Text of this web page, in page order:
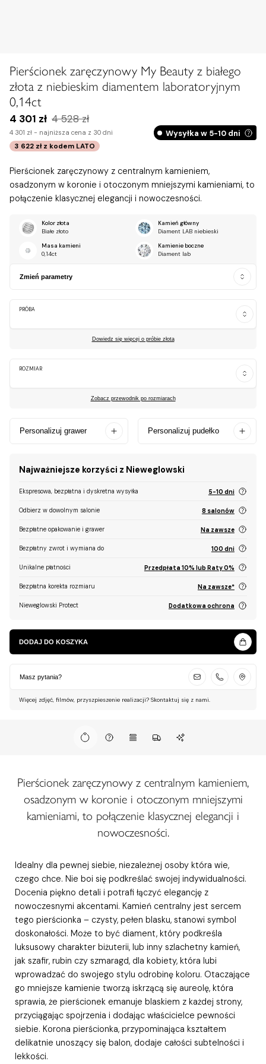
Pierścionek zaręczynowy My Beauty z białego
złota z niebieskim diamentem laboratoryjnym
0,14ct
4 301 zł 4 528 zł
4 301 zł - najniższa cena z 30 dni
3 622 zł z kodem LATO
Wysyłka w 5-10 dni
Pierścionek zaręczynowy z centralnym kamieniem,
osadzonym w koronie i otoczonym mniejszymi kamieniami, to
połączenie klasycznej elegancji i nowoczesności.
Kolor złota
Białe złoto
Kamień główny
Diament LAB niebieski
Masa kamieni
0,14ct
Kamienie boczne
Diament lab
Zmień parametry
PRÓBA
Dowiedz się więcej o próbie złota
ROZMIAR
Zobacz przewodnik po rozmiarach
Personalizuj grawer Personalizuj pudełko
Najważniejsze korzyści z Nieweglowski
Ekspresowa, bezpłatna i dyskretna wysyłka 5-10 dni
Odbierz w dowolnym salonie 8 salonów
Bezpłatne opakowanie i grawer Na zawsze
Bezpłatny zwrot i wymiana do 100 dni
Unikalne płatności Przedpłata 10% lub Raty 0%
Bezpłatna korekta rozmiaru Na zawsze*
Nieweglowski Protect Dodatkowa ochrona
DODAJ DO KOSZYKA
Masz pytania?
Więcej zdjęć, filmów, przyszpieszenie realizacji? Skontaktuj się z nami.
Pierścionek zaręczynowy z centralnym kamieniem,
osadzonym w koronie i otoczonym mniejszymi
kamieniami, to połączenie klasycznej elegancji i
nowoczesności.
Idealny dla pewnej siebie, niezależnej osoby która wie,
czego chce. Nie boi się podkreślać swojej indywidualności.
Docenia piękno detali i potrafi łączyć elegancję z
nowoczesnymi akcentami. Kamień centralny jest sercem
tego pierścionka – czysty, pełen blasku, stanowi symbol
doskonałości. Może to być diament, który podkreśla
luksusowy charakter biżuterii, lub inny szlachetny kamień,
jak szafir, rubin czy szmaragd, dla kobiety, która lubi
wprowadzać do swojego stylu odrobinę koloru. Otaczające
go mniejsze kamienie tworzą iskrzącą się aureolę, która
sprawia, że pierścionek emanuje blaskiem z każdej strony,
przyciągając spojrzenia i dodając właścicielce pewności
siebie. Korona pierścionka, przypominająca kształtem
delikatnie unoszący się balon, dodaje całości subtelności i
lekkości.